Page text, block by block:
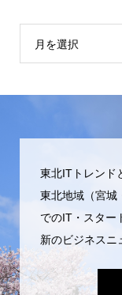
月を選択
東北ITトレンド
東北地域（宮城
でのIT・スター
新のビジネスニ